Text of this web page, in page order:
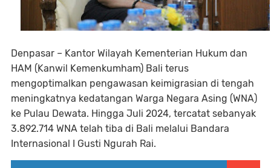
Denpasar – Kantor Wilayah Kementerian Hukum dan
HAM (Kanwil Kemenkumham) Bali terus
mengoptimalkan pengawasan keimigrasian di tengah
meningkatnya kedatangan Warga Negara Asing (WNA)
ke Pulau Dewata. Hingga Juli 2024, tercatat sebanyak
3.892.714 WNA telah tiba di Bali melalui Bandara
Internasional I Gusti Ngurah Rai.